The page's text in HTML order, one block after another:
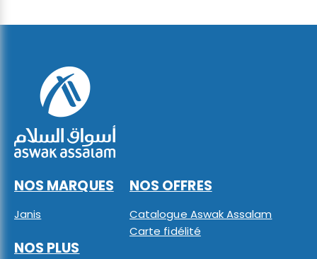
NOS MARQUES
Janis
NOS OFFRES
Catalogue Aswak Assalam
Carte fidélité
NOS PLUS